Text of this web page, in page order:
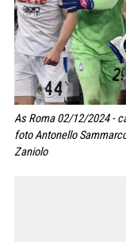
As Roma 02/12/2024 -
foto Antonello
Zaniolo